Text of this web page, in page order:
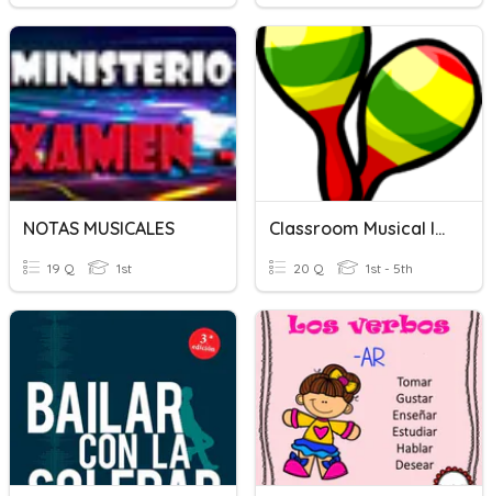
NOTAS MUSICALES
19 Q 1st
Classroom Musical Instruments
20 Q 1st - 5th